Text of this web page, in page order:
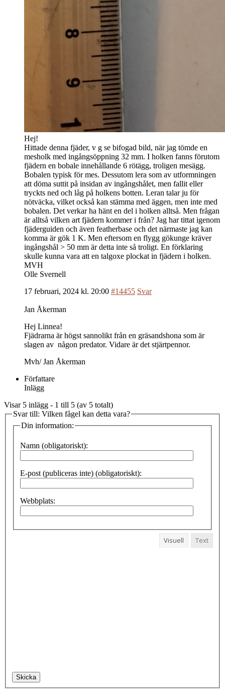
Hej!
Hittade denna fjäder, v g se bifogad bild, när jag tömde en
mesholk med ingångsöppning 32 mm. I holken fanns förutom
fjädern en bobale innehållande 6 rötägg, troligen mesägg.
Bobalen typisk för mes. Dessutom lera som av utformningen
att döma suttit på insidan av ingångshålet, men fallit eller
tryckts ned och låg på holkens botten. Leran talar ju för
nötväcka, vilket också kan stämma med äggen, men inte med
bobalen. Det verkar ha hänt en del i holken alltså. Men frågan
är alltså vilken art fjädern kommer i från? Jag har tittat igenom
fjäderguiden och även featherbase och det närmaste jag kan
komma är gök 1 K. Men eftersom en flygg gökunge kräver
ingångshål > 50 mm är detta inte så troligt. En förklaring
skulle kunna vara att en talgoxe plockat in fjädern i holken.
MVH
Olle Svernell
17 februari, 2024 kl. 20:00 #14455 Svar
Jan Åkerman
Hej Linnea!
Fjädrarna är högst sannolikt från en gräsandshona som är
slagen av någon predator. Vidare är det stjärtpennor.
Mvh/ Jan Åkerman
Författare
Inlägg
Visar 5 inlägg - 1 till 5 (av 5 totalt)
Svar till: Vilken fågel kan detta vara?
Din information:
Namn (obligatoriskt):
E-post (publiceras inte) (obligatoriskt):
Webbplats:
Visuell Text
Skicka